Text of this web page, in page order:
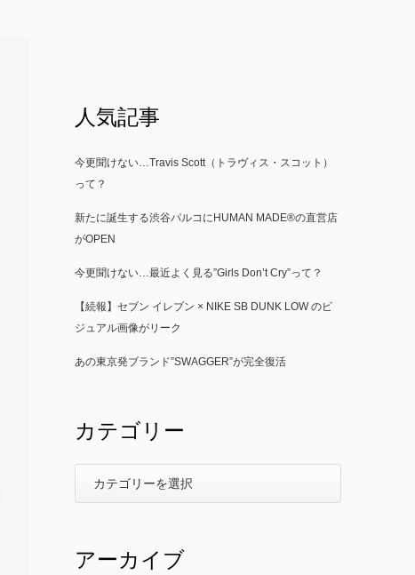
人気記事
今更聞けない…Travis Scott（トラヴィス・スコット）
って？
新たに誕生する渋谷パルコにHUMAN MADE®の直営店
がOPEN
今更聞けない…最近よく見る”Girls Don’t Cry”って？
【続報】セブン イレブン × NIKE SB DUNK LOW のビ
ジュアル画像がリーク
あの東京発ブランド”SWAGGER”が完全復活
カテゴリー
アーカイブ